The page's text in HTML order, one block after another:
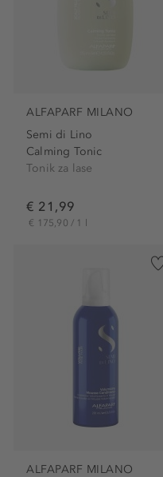
ALFAPARF MILANO
Semi di Lino
Calming Tonic
Tonik za lase
€ 21,99
€ 175,90 / 1 l
ALFAPARF MILANO